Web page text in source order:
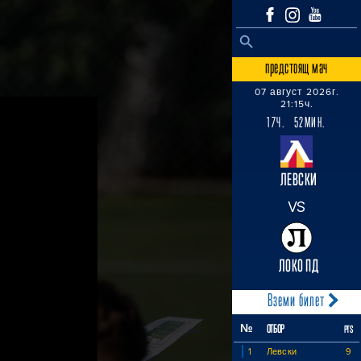
Search
SEARCH BUTTON
предстоящ мач
07 август 2026г.
21:15ч.
17Ч. 52МИН.
ЛЕВСКИ
VS
ЛОКО ПД
Вземи билет
№ ОТБОР PTS
1 Левски 9